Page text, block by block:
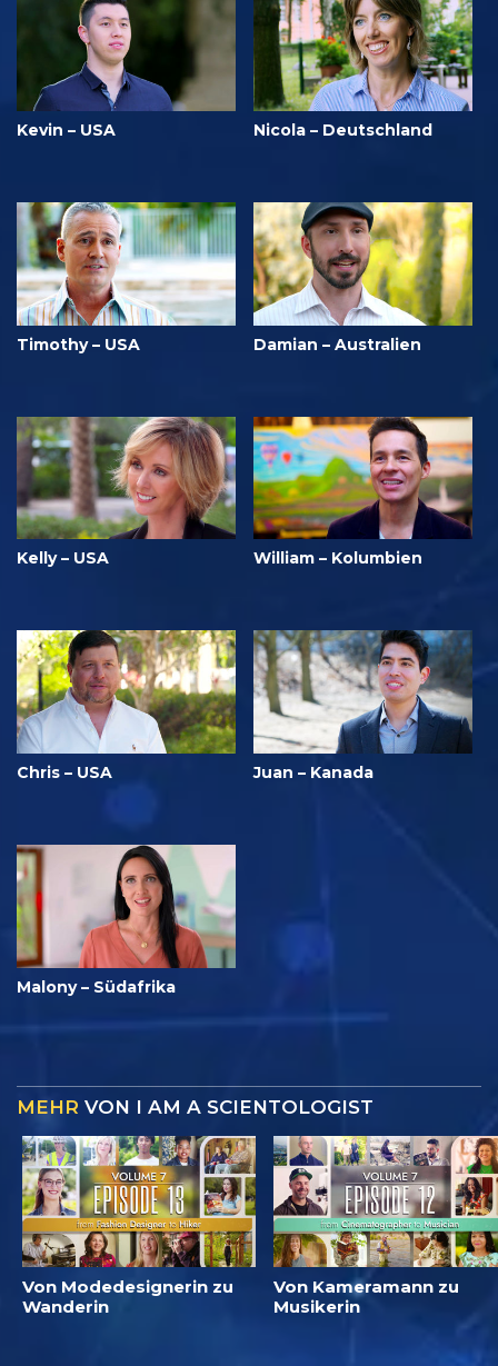
Kevin – USA Nicola – Deutschland
Timothy – USA Damian – Australien
Kelly – USA William – Kolumbien
Chris – USA Juan – Kanada
Malony – Südafrika
MEHR VON I AM A SCIENTOLOGIST
Von Modedesignerin zu
Wanderin
Von Kameramann zu
Musikerin